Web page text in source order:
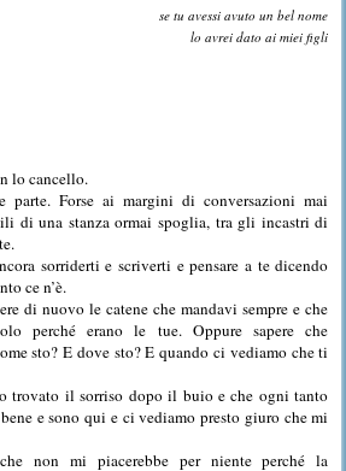
se tu avessi avuto un bel nome
lo avrei dato ai miei figli
lo cancello.
parte. Forse ai margini di conversazioni mai
di una stanza ormai spoglia, tra gli incastri di
sorriderti e scriverti e pensare a te dicendo
ce n’è.
di nuovo le catene che mandavi sempre e che
perché erano le tue. Oppure sapere che
sto? E dove sto? E quando ci vediamo che ti
trovato il sorriso dopo il buio e che ogni tanto
e sono qui e ci vediamo presto giuro che mi
non mi piacerebbe per niente perché la